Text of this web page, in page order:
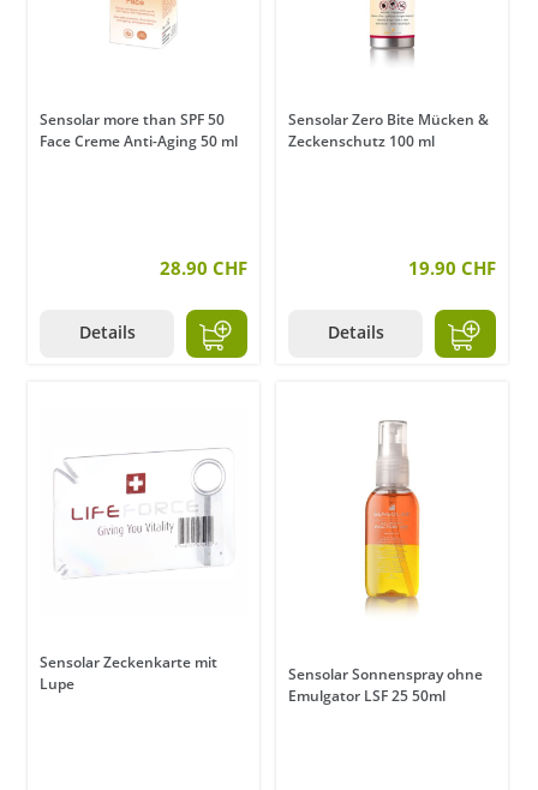
Sensolar more than SPF 50
Face Creme Anti-Aging 50 ml
28.90 CHF
Details
Sensolar Zero Bite Mücken &
Zeckenschutz 100 ml
19.90 CHF
Details
Sensolar Zeckenkarte mit
Lupe
Sensolar Sonnenspray ohne
Emulgator LSF 25 50ml